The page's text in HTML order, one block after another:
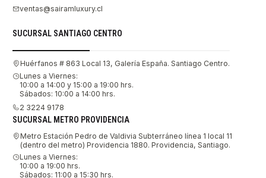
ventas@sairamluxury.cl
SUCURSAL SANTIAGO CENTRO
Huérfanos # 863 Local 13, Galería España. Santiago Centro.
Lunes a Viernes:
10:00 a 14:00 y 15:00 a 19:00 hrs.
Sábados: 10:00 a 14:00 hrs.
2 3224 9178
SUCURSAL METRO PROVIDENCIA
Metro Estación Pedro de Valdivia Subterráneo línea 1 local 11
(dentro del metro) Providencia 1880. Providencia, Santiago.
Lunes a Viernes:
10:00 a 19:00 hrs.
Sábados: 11:00 a 15:30 hrs.